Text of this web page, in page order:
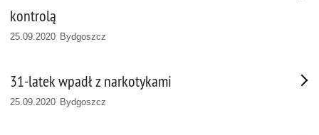
kontrolą
25.09.2020 Bydgoszcz
31-latek wpadł z narkotykami
25.09.2020 Bydgoszcz